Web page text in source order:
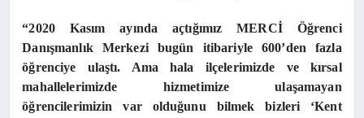
“2020 Kasım ayında açtığımız MERCİ Öğrenci
Danışmanlık Merkezi bugün itibariyle 600’den fazla
öğrenciye ulaştı. Ama hala ilçelerimizde ve kırsal
mahallelerimizde hizmetimize ulaşamayan
öğrencilerimizin var olduğunu bilmek bizleri ‘Kent